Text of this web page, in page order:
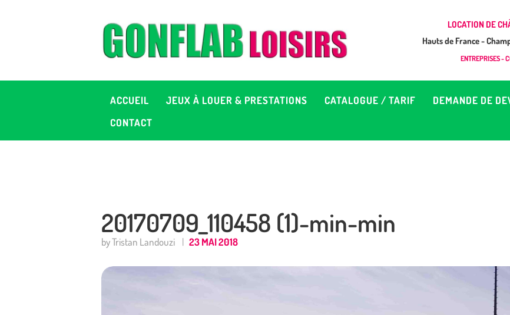
LOCATION DE
Hauts de France -
ENTREPRISES -
ACCUEIL JEUX À LOUER & PRESTATIONS CATALOGUE / TARIF DEMANDE DE
CONTACT
GONFLAB LOISIRS
JEUX À LOUER &
PRESTATIONS
+ D’INFOS
20170709_110458 (1)-min-min
by Tristan Landouzi 23 MAI 2018